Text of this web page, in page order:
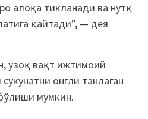
алоқа тикланади ва нутқ
қайтади”, — дея
узоқ вақт ижтимоий
онгли танлаган
мумкин.